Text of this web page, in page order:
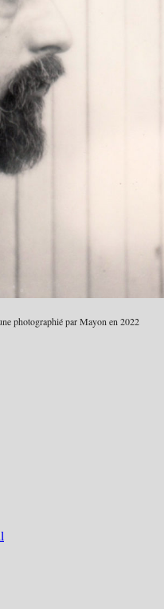
photographié par Mayon en 2022